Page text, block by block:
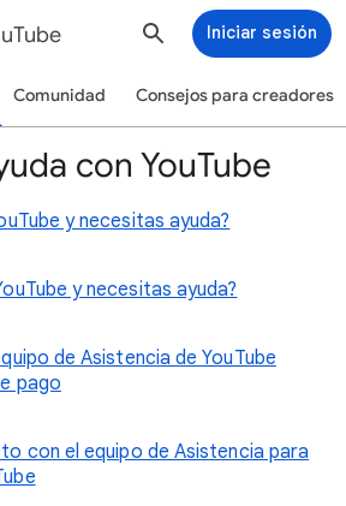
Iniciar sesión
Comunidad Consejos para creadores
con YouTube
y necesitas ayuda?
y necesitas ayuda?
de Asistencia de YouTube
pago
con el equipo de Asistencia para